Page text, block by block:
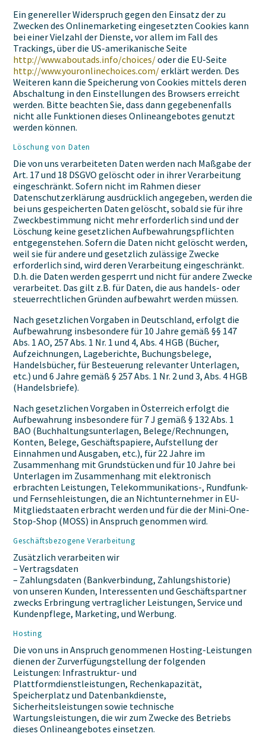
Ein genereller Widerspruch gegen den Einsatz der zu
Zwecken des Onlinemarketing eingesetzten Cookies kann
bei einer Vielzahl der Dienste, vor allem im Fall des
Trackings, über die US-amerikanische Seite
http://www.aboutads.info/choices/oder die EU-Seite
http://www.youronlinechoices.com/erklärt werden. Des
Weiteren kann die Speicherung von Cookies mittels deren
Abschaltung in den Einstellungen des Browsers erreicht
werden. Bitte beachten Sie, dass dann gegebenenfalls
nicht alle Funktionen dieses Onlineangebotes genutzt
werden können.
Löschung von Daten
Die von uns verarbeiteten Daten werden nach Maßgabe der
Art. 17 und 18 DSGVO gelöscht oder in ihrer Verarbeitung
eingeschränkt. Sofern nicht im Rahmen dieser
Datenschutzerklärung ausdrücklich angegeben, werden die
bei uns gespeicherten Daten gelöscht, sobald sie für ihre
Zweckbestimmung nicht mehr erforderlich sind und der
Löschung keine gesetzlichen Aufbewahrungspflichten
entgegenstehen. Sofern die Daten nicht gelöscht werden,
weil sie für andere und gesetzlich zulässige Zwecke
erforderlich sind, wird deren Verarbeitung eingeschränkt.
D.h. die Daten werden gesperrt und nicht für andere Zwecke
verarbeitet. Das gilt z.B. für Daten, die aus handels- oder
steuerrechtlichen Gründen aufbewahrt werden müssen.
Nach gesetzlichen Vorgaben in Deutschland, erfolgt die
Aufbewahrung insbesondere für 10 Jahre gemäß §§ 147
Abs. 1 AO, 257 Abs. 1 Nr. 1 und 4, Abs. 4 HGB (Bücher,
Aufzeichnungen, Lageberichte, Buchungsbelege,
Handelsbücher, für Besteuerung relevanter Unterlagen,
etc.) und 6 Jahre gemäß § 257 Abs. 1 Nr. 2 und 3, Abs. 4 HGB
(Handelsbriefe).
Nach gesetzlichen Vorgaben in Österreich erfolgt die
Aufbewahrung insbesondere für 7 J gemäß § 132 Abs. 1
BAO (Buchhaltungsunterlagen, Belege/Rechnungen,
Konten, Belege, Geschäftspapiere, Aufstellung der
Einnahmen und Ausgaben, etc.), für 22 Jahre im
Zusammenhang mit Grundstücken und für 10 Jahre bei
Unterlagen im Zusammenhang mit elektronisch
erbrachten Leistungen, Telekommunikations-, Rundfunk-
und Fernsehleistungen, die an Nichtunternehmer in EU-
Mitgliedstaaten erbracht werden und für die der Mini-One-
Stop-Shop (MOSS) in Anspruch genommen wird.
Geschäftsbezogene Verarbeitung
Zusätzlich verarbeiten wir
– Vertragsdaten
– Zahlungsdaten (Bankverbindung, Zahlungshistorie)
von unseren Kunden, Interessenten und Geschäftspartner
zwecks Erbringung vertraglicher Leistungen, Service und
Kundenpflege, Marketing, und Werbung.
Hosting
Die von uns in Anspruch genommenen Hosting-Leistungen
dienen der Zurverfügungstellung der folgenden
Leistungen: Infrastruktur- und
Plattformdienstleistungen, Rechenkapazität,
Speicherplatz und Datenbankdienste,
Sicherheitsleistungen sowie technische
Wartungsleistungen, die wir zum Zwecke des Betriebs
dieses Onlineangebotes einsetzen.